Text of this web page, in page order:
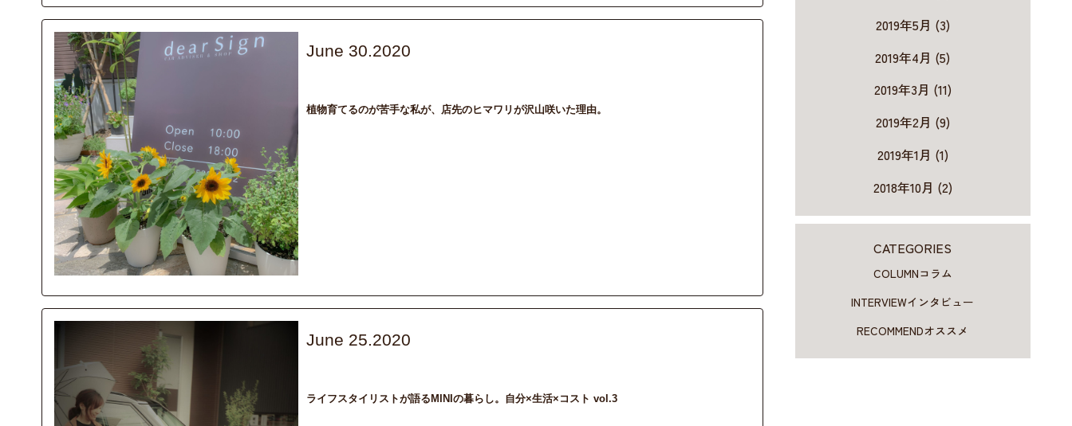
June 30.2020
植物育てるのが苦手な私が、店先のヒマワリが沢山咲いた理由。
June 25.2020
ライフスタイリストが語るMINIの暮らし。自分×生活×コスト vol.3
2019年5月 (3)
2019年4月 (5)
2019年3月 (11)
2019年2月 (9)
2019年1月 (1)
2018年10月 (2)
CATEGORIES
COLUMNコラム
INTERVIEWインタビュー
RECOMMENDオススメ